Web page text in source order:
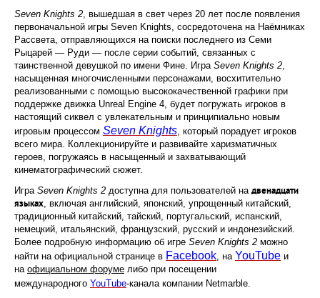
Seven Knights 2 , вышедшая в свет через 20 лет после появления
первоначальной игры Seven Knights, сосредоточена на Наёмниках
Рассвета, отправляющихся на поиски последнего из Семи
Рыцарей — Руди — после серии событий, связанных с
таинственной девушкой по имени Фине. Игра Seven Knights 2
насыщенная многочисленными персонажами, восхитительно
реализованными с помощью высококачественной графики при
поддержке движка Unreal Engine 4, будет погружать игроков в
настоящий сиквел с увлекательным и принципиально новым
игровым процессом Seven Knights , который порадует игроков
всего мира. Коллекционируйте и развивайте харизматичных
героев, погружаясь в насыщенный и захватывающий
кинематографический сюжет.
Игра Seven Knights 2 доступна для пользователей на двенадцати
языках , включая английский, японский, упрощенный китайский,
традиционный китайский, тайский, португальский, испанский,
немецкий, итальянский, французский, русский и индонезийский.
Более подробную информацию об игре Seven Knights 2 можно
найти на официальной странице в Facebook , на YouTube и
на официальном форуме либо при посещении
международного YouTube-канала компании Netmarble.